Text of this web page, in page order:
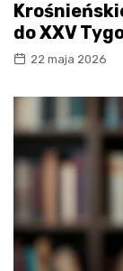
do XXV
22 maja 2026